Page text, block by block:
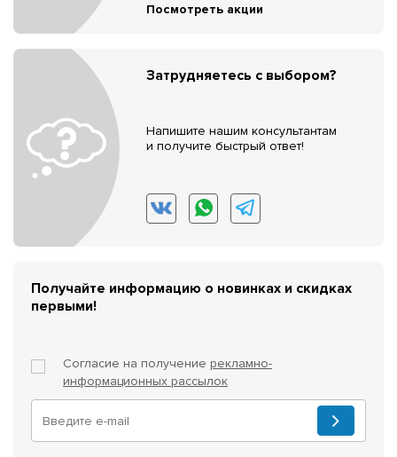
Посмотреть акции
Затрудняетесь с выбором?
Напишите нашим консультантам
и получите быстрый ответ!
Получайте информацию о новинках и скидках
первыми!
Согласие на получение рекламно-
информационных рассылок